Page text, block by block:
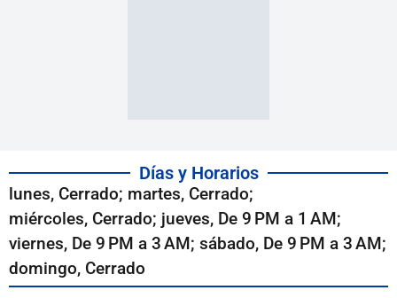
Días y Horarios
lunes, Cerrado; martes, Cerrado;
miércoles, Cerrado; jueves, De 9 PM a 1 AM;
viernes, De 9 PM a 3 AM; sábado, De 9 PM a 3 AM;
domingo, Cerrado